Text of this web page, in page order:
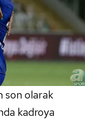
son olarak
kadroya